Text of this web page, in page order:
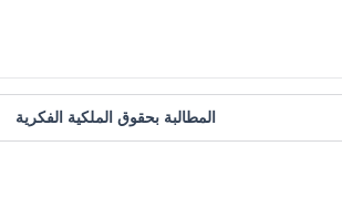
المطالبة بحقوق الملكية الفكرية